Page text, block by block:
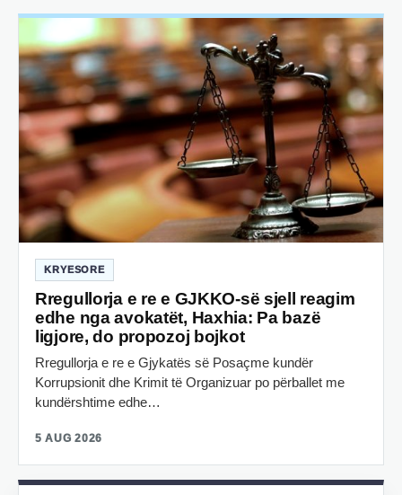
KRYESORE
Rregullorja e re e GJKKO-së sjell reagim
edhe nga avokatët, Haxhia: Pa bazë
ligjore, do propozoj bojkot
Rregullorja e re e Gjykatës së Posaçme kundër
Korrupsionit dhe Krimit të Organizuar po përballet me
kundërshtime edhe…
5 AUG 2026